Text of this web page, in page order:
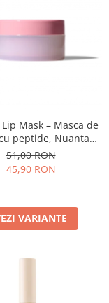
Mask – Masca de
peptide, Nuanta
Raspberry - 10g
51,00 RON
45,90 RON
VARIANTE